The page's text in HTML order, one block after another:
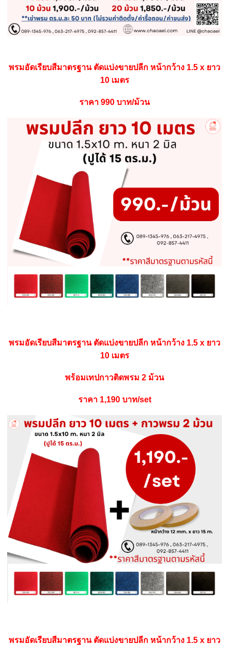
พรมอัดเรียบสีมาตรฐาน ตัดแบ่งขายปลีก หน้ากว้าง 1.5 x ยาว
10 เมตร
ราคา 990 บาท/ม้วน
พรมอัดเรียบสีมาตรฐาน ตัดแบ่งขายปลีก หน้ากว้าง 1.5 x ยาว
10 เมตร
พร้อมเทปกาวติดพรม 2 ม้วน
ราคา 1,190 บาท/set
พรมอัดเรียบสีมาตรฐาน ตัดแบ่งขายปลีก หน้ากว้าง 1.5 x ยาว